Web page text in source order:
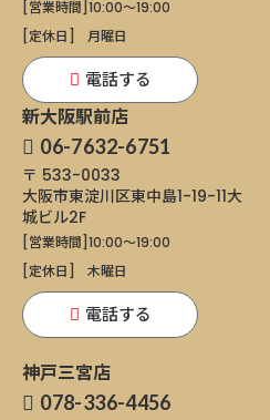
[営業時間]10:00～19:00
[定休日]
月曜日
電話する
新大阪駅前店
06-7632-6751
〒 533-0033
大阪市東淀川区東中島1-19-11大
城ビル2F
[営業時間]10:00～19:00
[定休日]
木曜日
電話する
神戸三宮店
078-336-4456